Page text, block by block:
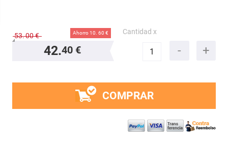
53.00 € Ahorro 10. 60 €
42.40 €
Cantidad x
COMPRAR